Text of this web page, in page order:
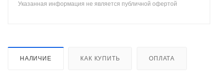
Указанная информация не является публичной офертой
НАЛИЧИЕ КАК КУПИТЬ ОПЛАТА